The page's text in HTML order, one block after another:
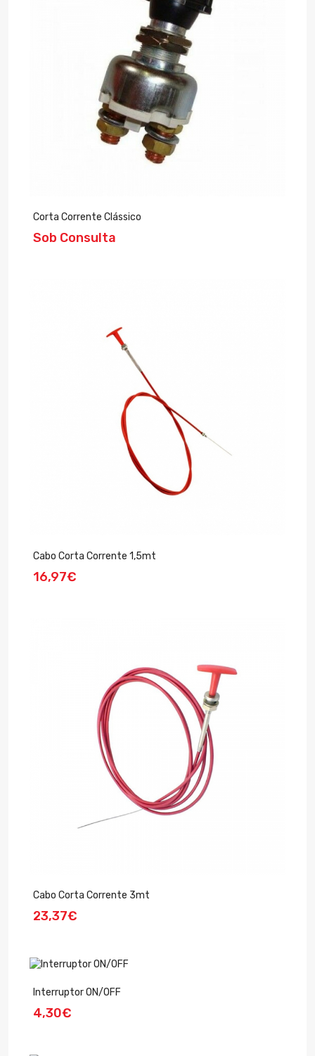
Corta Corrente Clássico
Sob Consulta
Cabo Corta Corrente 1,5mt
16,97€
Cabo Corta Corrente 3mt
23,37€
Interruptor ON/OFF
4,30€